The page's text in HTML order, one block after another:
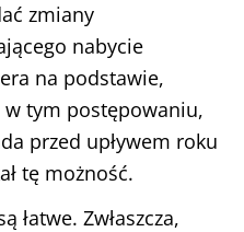
zmiany
nabycie
na podstawie,
w tym postępowaniu,
przed upływem roku
tę możność.
łatwe. Zwłaszcza,